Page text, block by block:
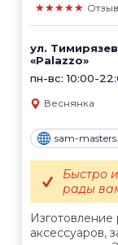
★★★★★
ул.
«Palazzo»
пн-вс: 10:00-
Веснянка
sam-
аксессуаров,
Быстро
рады